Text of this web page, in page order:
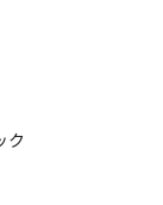
ク